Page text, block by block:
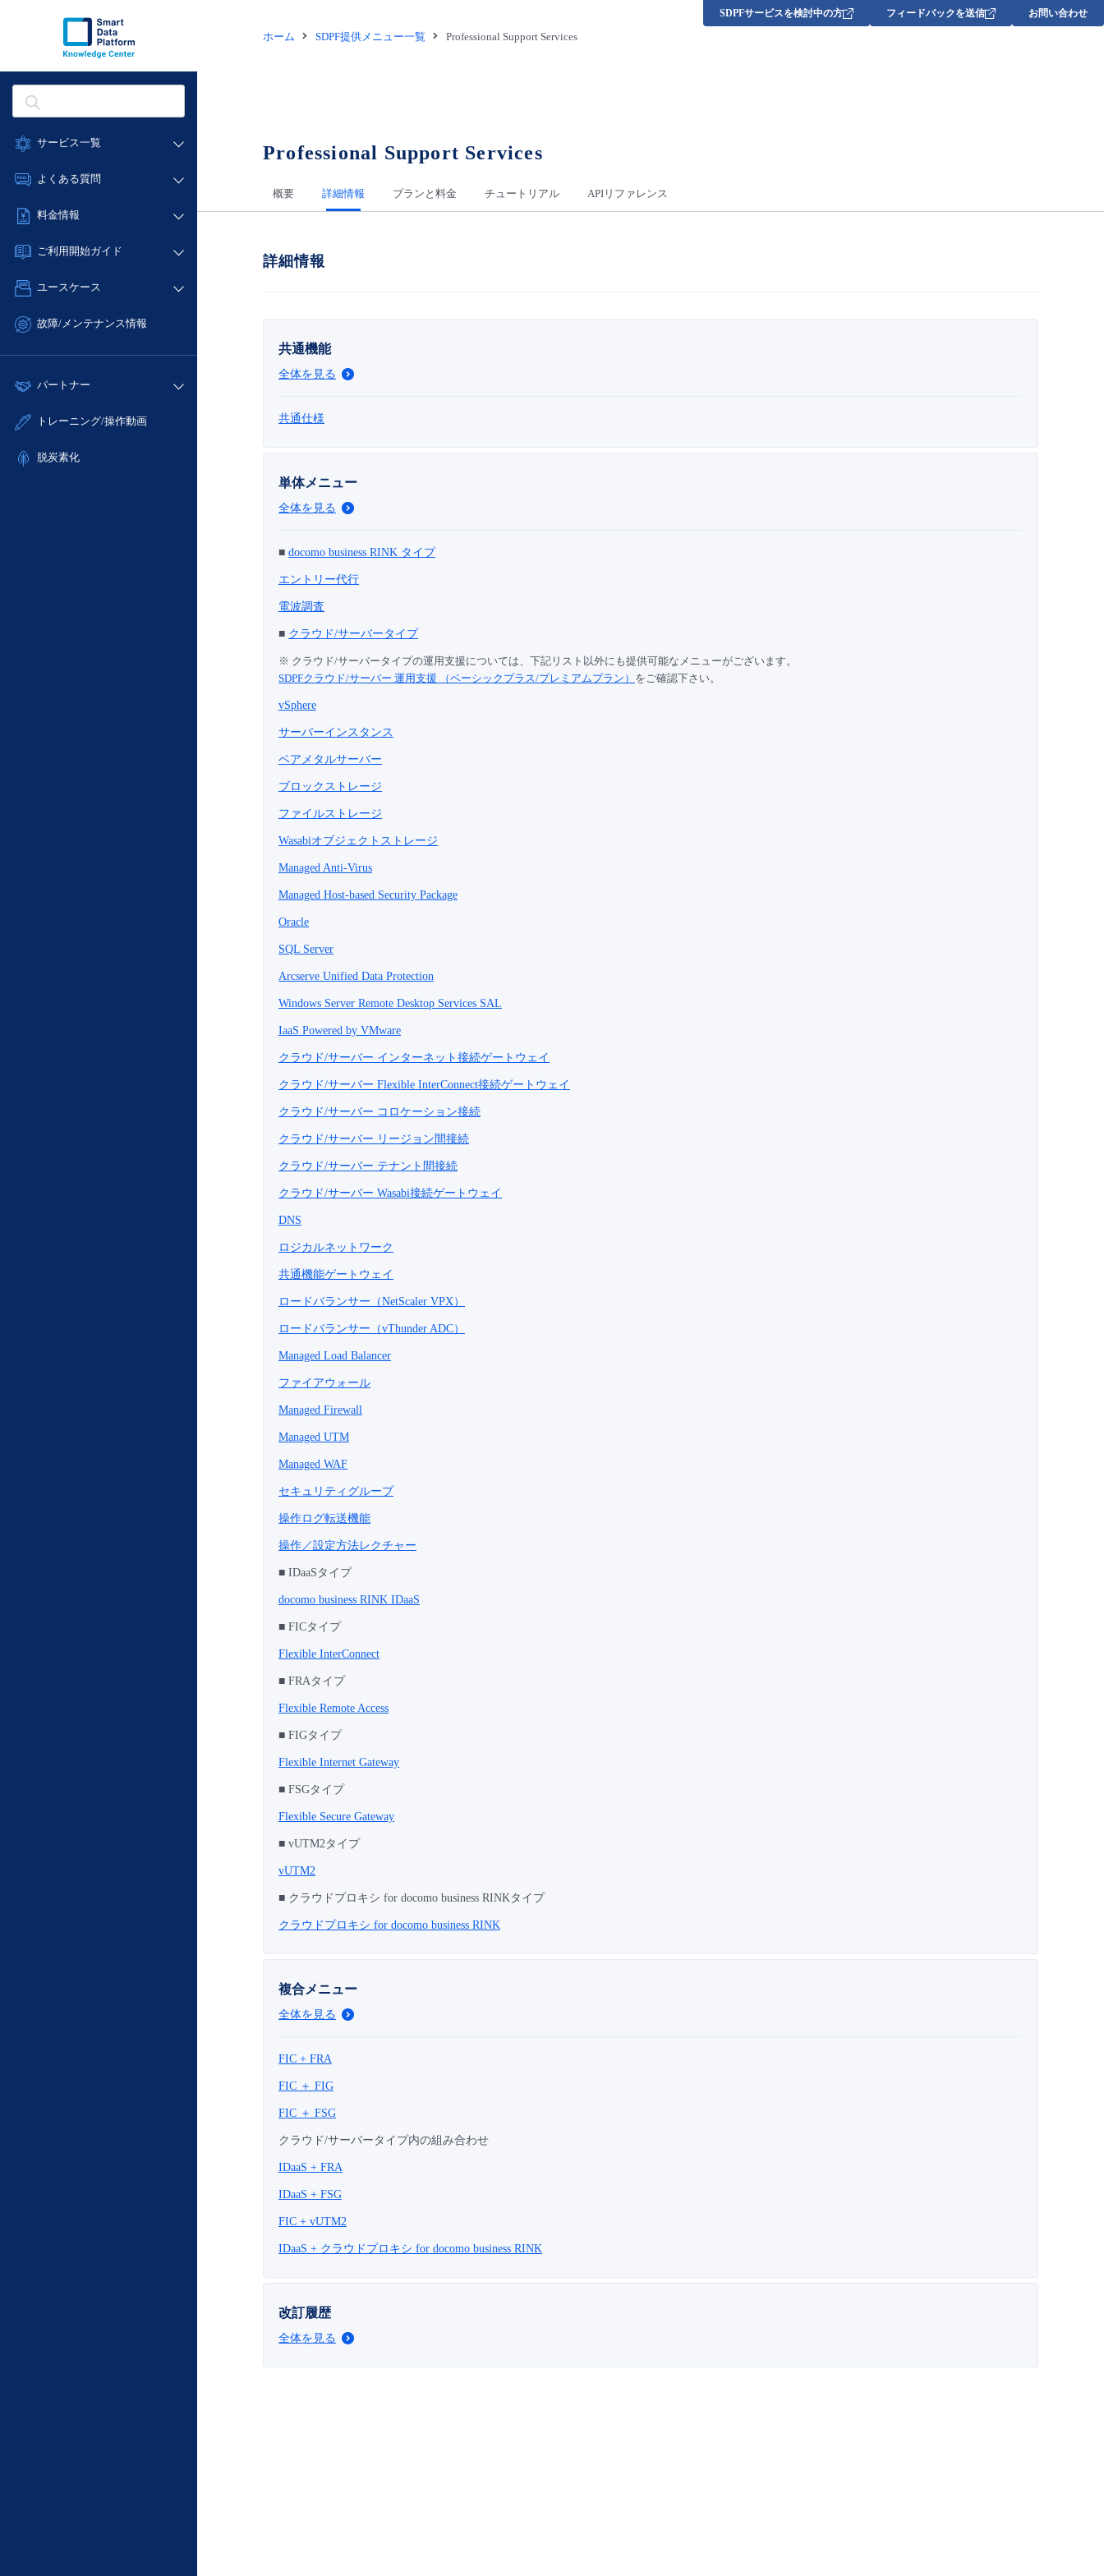
サービス一覧
データ利活用
ネットワーク
IoT
サポート
管理機能
よくある質問
データ利活用
ネットワーク
IoT
サポート
管理機能
すべてのメニューを見る
料金情報
料金シミュレーター
クラウド/サーバー
ネットワーク
サポート
すべてのメニューを見る
ご利用開始ガイド
■ 管理機能
- 初期設定・確認
- ユーザー機能の管理
- APIリファレンス
ユースケース
- バックアップ
- IoT
- ITインフラストラクチャー
故障/メンテナンス情報
サービス稼働状況
故障/メンテナンス履歴
定期メンテナンス
パートナー
販売パートナー向けプログラム
トレーニング/操作動画
脱炭素化
SDPFサービスを検討中の方 フィードバックを送信 お問い合わせ
ホーム SDPF提供メニュー一覧 Professional Support Services
Professional Support Services
概要 詳細情報 プランと料金 チュートリアル APIリファレンス
詳細情報
共通機能
全体を見る
共通仕様
単体メニュー
全体を見る
■ docomo business RINK タイプ
エントリー代行
電波調査
■ クラウド/サーバータイプ
※ クラウド/サーバータイプの運用支援については、下記リスト以外にも提供可能なメニューがございます。
SDPFクラウド/サーバー 運用支援 （ベーシックプラス/プレミアムプラン） をご確認下さい。
vSphere
サーバーインスタンス
ベアメタルサーバー
ブロックストレージ
ファイルストレージ
Wasabiオブジェクトストレージ
Managed Anti-Virus
Managed Host-based Security Package
Oracle
SQL Server
Arcserve Unified Data Protection
Windows Server Remote Desktop Services SAL
IaaS Powered by VMware
クラウド/サーバー インターネット接続ゲートウェイ
クラウド/サーバー Flexible InterConnect接続ゲートウェイ
クラウド/サーバー コロケーション接続
クラウド/サーバー リージョン間接続
クラウド/サーバー テナント間接続
クラウド/サーバー Wasabi接続ゲートウェイ
DNS
ロジカルネットワーク
共通機能ゲートウェイ
ロードバランサー（NetScaler VPX）
ロードバランサー（vThunder ADC）
Managed Load Balancer
ファイアウォール
Managed Firewall
Managed UTM
Managed WAF
セキュリティグループ
操作ログ転送機能
操作／設定方法レクチャー
■ IDaaSタイプ
docomo business RINK IDaaS
■ FICタイプ
Flexible InterConnect
■ FRAタイプ
Flexible Remote Access
■ FIGタイプ
Flexible Internet Gateway
■ FSGタイプ
Flexible Secure Gateway
■ vUTM2タイプ
vUTM2
■ クラウドプロキシ for docomo business RINKタイプ
クラウドプロキシ for docomo business RINK
複合メニュー
全体を見る
FIC + FRA
FIC ＋ FIG
FIC ＋ FSG
クラウド/サーバータイプ内の組み合わせ
IDaaS + FRA
IDaaS + FSG
FIC + vUTM2
IDaaS + クラウドプロキシ for docomo business RINK
改訂履歴
全体を見る